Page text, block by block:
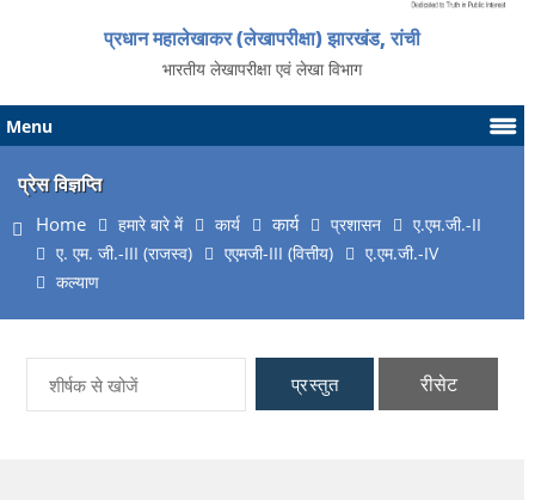
प्रधान महालेखाकर (लेखापरीक्षा) झारखंड, रांची
भारतीय लेखापरीक्षा एवं लेखा विभाग
Menu
प्रेस विज्ञप्ति
Home हमारे बारे में कार्य कार्य प्रशासन
ए.एम.जी.-II
ए. एम. जी.-III (राजस्व)
एएमजी-III (वित्तीय)
ए.एम.जी.-IV
कल्याण
प्रस्तुत रीसेट